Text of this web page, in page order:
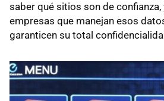
saber qué sitios son de confianza,
empresas que manejan esos
garanticen su total